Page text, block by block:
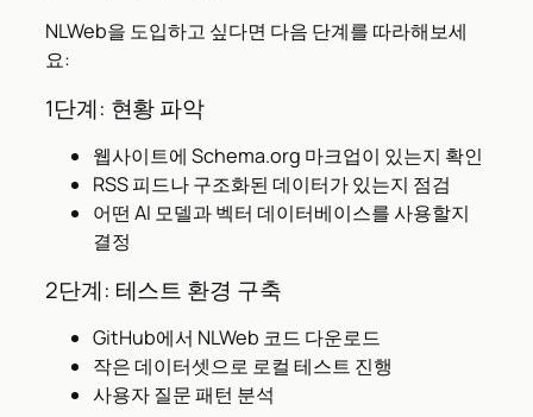
NLWeb을 도입하고 싶다면 다음 단계를 따라해보세
요:
1단계: 현황 파악
웹사이트에 Schema.org 마크업이 있는지 확인
RSS 피드나 구조화된 데이터가 있는지 점검
어떤 AI 모델과 벡터 데이터베이스를 사용할지
결정
2단계: 테스트 환경 구축
GitHub에서 NLWeb 코드 다운로드
작은 데이터셋으로 로컬 테스트 진행
사용자 질문 패턴 분석